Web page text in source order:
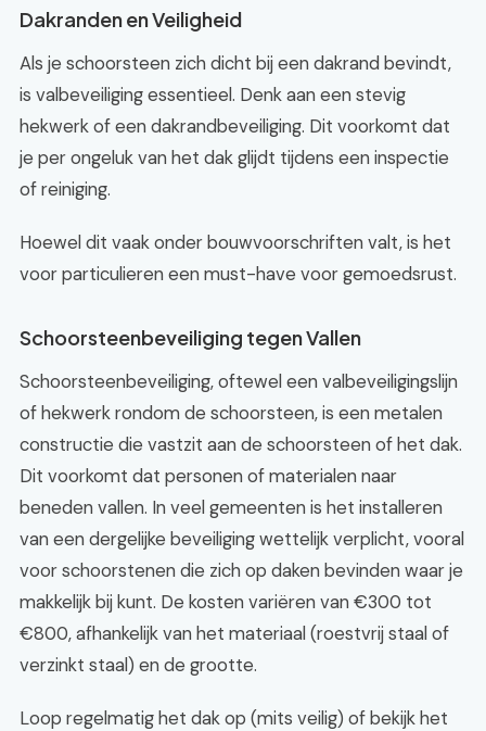
Dakranden en Veiligheid
Als je schoorsteen zich dicht bij een dakrand bevindt,
is valbeveiliging essentieel. Denk aan een stevig
hekwerk of een dakrandbeveiliging. Dit voorkomt dat
je per ongeluk van het dak glijdt tijdens een inspectie
of reiniging.
Hoewel dit vaak onder bouwvoorschriften valt, is het
voor particulieren een must-have voor gemoedsrust.
Schoorsteenbeveiliging tegen Vallen
Schoorsteenbeveiliging, oftewel een valbeveiligingslijn
of hekwerk rondom de schoorsteen, is een metalen
constructie die vastzit aan de schoorsteen of het dak.
Dit voorkomt dat personen of materialen naar
beneden vallen. In veel gemeenten is het installeren
van een dergelijke beveiliging wettelijk verplicht, vooral
voor schoorstenen die zich op daken bevinden waar je
makkelijk bij kunt. De kosten variëren van €300 tot
€800, afhankelijk van het materiaal (roestvrij staal of
verzinkt staal) en de grootte.
Loop regelmatig het dak op (mits veilig) of bekijk het